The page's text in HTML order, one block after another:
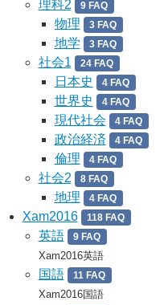
理科2 9 FAQ
物理 3 FAQ
地学 3 FAQ
社会1 24 FAQ
日本史 4 FAQ
世界史 4 FAQ
現代社会 4 FAQ
政治経済 4 FAQ
倫理 4 FAQ
社会2 8 FAQ
地理 4 FAQ
Xam2016 118 FAQ
英語 9 FAQ
Xam2016英語
国語 11 FAQ
Xam2016国語